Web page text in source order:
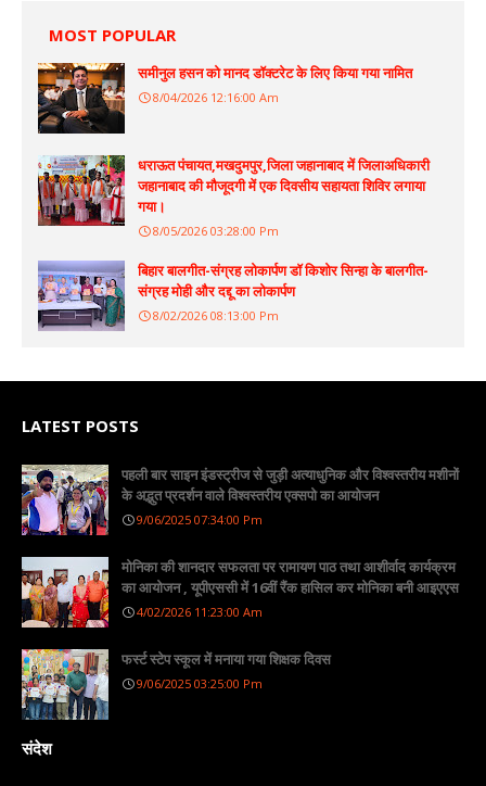
MOST POPULAR
समीनुल हसन को मानद डॉक्टरेट के लिए किया गया नामित
8/04/2026 12:16:00 Am
धराऊत पंचायत,मखदुमपुर,जिला जहानाबाद में जिलाअधिकारी
जहानाबाद की मौजूदगी में एक दिवसीय सहायता शिविर लगाया
गया।
8/05/2026 03:28:00 Pm
बिहार बालगीत-संग्रह लोकार्पण डॉ किशोर सिन्हा के बालगीत-
संग्रह मोही और दद्दू का लोकार्पण
8/02/2026 08:13:00 Pm
LATEST POSTS
पहली बार साइन इंडस्ट्रीज से जुड़ी अत्याधुनिक और विश्वस्तरीय मशीनों
के अद्भुत प्रदर्शन वाले विश्वस्तरीय एक्सपो का आयोजन
9/06/2025 07:34:00 Pm
मोनिका की शानदार सफलता पर रामायण पाठ तथा आशीर्वाद कार्यक्रम
का आयोजन , यूपीएससी में 16वीं रैंक हासिल कर मोनिका बनी आइएएस
4/02/2026 11:23:00 Am
फर्स्ट स्टेप स्कूल में मनाया गया शिक्षक दिवस
9/06/2025 03:25:00 Pm
संदेश